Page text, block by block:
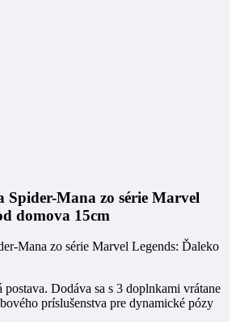
Mana zo série Marvel
domova 15cm
Mana zo série Marvel Legends: Ďaleko
Dodáva sa s 3 doplnkami vrátane
príslušenstva pre dynamické pózy